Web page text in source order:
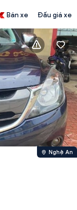
Bán xe Đấu giá xe
Nghệ An